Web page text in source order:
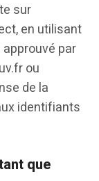
sur
en utilisant
par
ou
de la
identifiants
que